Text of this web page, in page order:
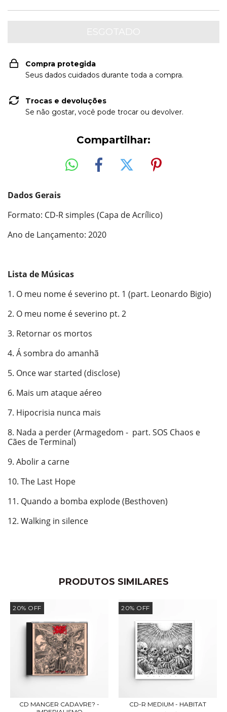
Compra protegida
Seus dados cuidados durante toda a compra.
Trocas e devoluções
Se não gostar, você pode trocar ou devolver.
Compartilhar:
Dados Gerais
Formato: CD-R simples (Capa de Acrílico)
Ano de Lançamento: 2020
Lista de Músicas
1. O meu nome é severino pt. 1 (part. Leonardo Bigio)
2. O meu nome é severino pt. 2
3. Retornar os mortos
4. Á sombra do amanhã
5. Once war started (disclose)
6. Mais um ataque aéreo
7. Hipocrisia nunca mais
8. Nada a perder (Armagedom - part. SOS Chaos e
Cães de Terminal)
9. Abolir a carne
10. The Last Hope
11. Quando a bomba explode (Besthoven)
12. Walking in silence
PRODUTOS SIMILARES
20% OFF
CD MANGER CADAVRE? -
20% OFF
CD-R MEDIUM - HABITAT